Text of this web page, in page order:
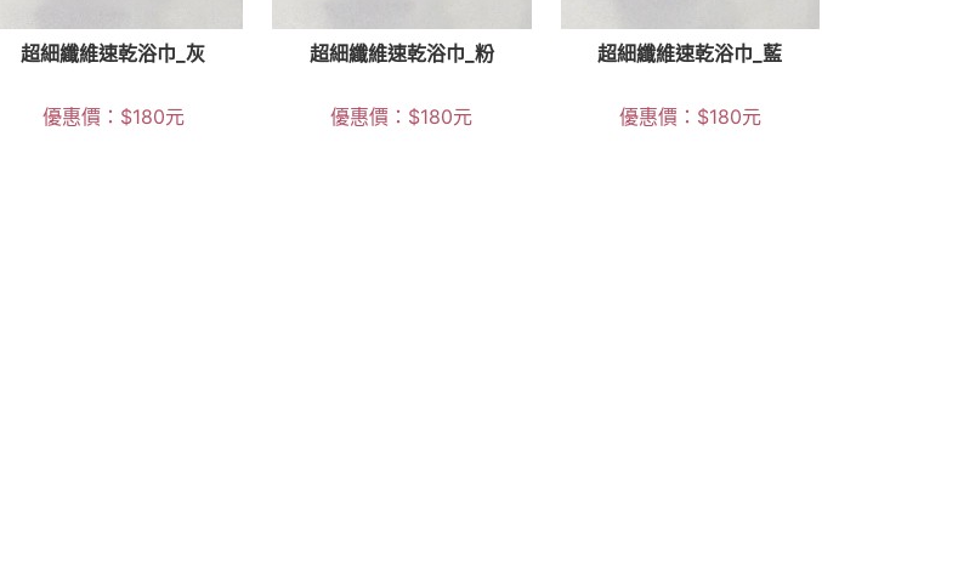
超細纖維速乾浴巾_灰
優惠價： $180元
超細纖維速乾浴巾_粉
優惠價： $180元
超細纖維速乾浴巾_藍
優惠價： $180元